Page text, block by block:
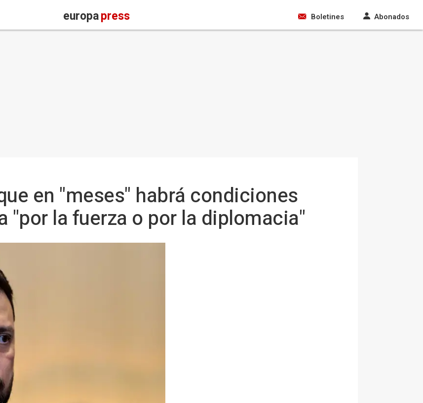
europapress Boletines Abonados
en "meses" habrá condiciones
"por la fuerza o por la diplomacia"